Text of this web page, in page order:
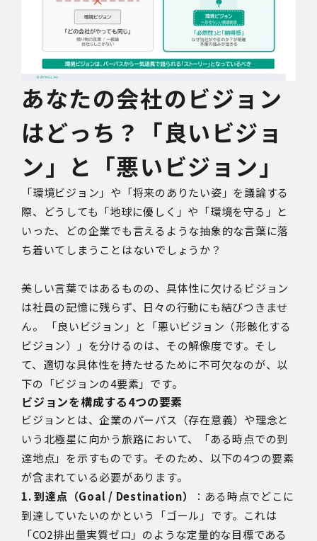
あなたの会社のビジョン
はどっち？「良いビジョ
ン」と「悪いビジョン」
「環境ビジョン」や「将来のありたい姿」を議論する
際、どうしても「地球に優しく」や「環境を守る」と
いった、どの企業でも言えるような抽象的な言葉に落
ち着いてしまうことはないでしょうか？
美しい言葉ではあるものの、具体性に欠けるビジョン
は社員の記憶に残らず、日々の行動にも結びつきませ
ん。 「良いビジョン」と「悪いビジョン（形骸化する
ビジョン）」を分けるのは、その解像度です。そし
て、適切な具体性を持たせるために不可欠なのが、以
下の「ビジョンの4要素」です。
ビジョンを構成する4つの要素
ビジョンとは、企業のパーパス（存在意義）や理念と
いう北極星に向かう旅路において、「ある時点での到
達地点」を示すものです。そのため、以下の4つの要素
が含まれている必要があります。
1. 到達点（Goal / Destination）
：ある時点でどこに
到達していたいのかという「ゴール」です。これは
「CO2排出量実質ゼロ」のような定量的な目標である